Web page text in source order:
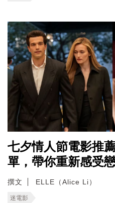
七夕情人節電影推
單，帶你重新感受
撰文 ELLE（Alice Li）
迷電影